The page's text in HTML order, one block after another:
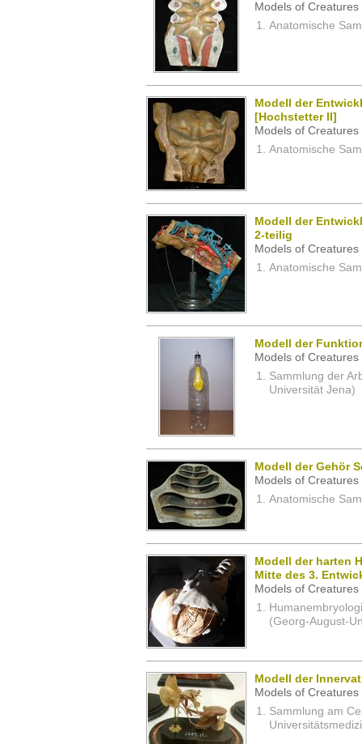
Models of
Anatomische
Modell der
[Hochstetter II]
Models of
Anatomische
Modell der
2-teilig
Models of
Anatomische
Modell der
Models of
Sammlung der
Universität Jena)
Modell der Gehör
Models of
Anatomische
Modell der harten
Mitte des 3.
Models of
(Georg-August-
Modell der
Models of
Sammlung am